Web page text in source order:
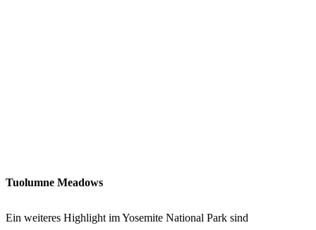
Tuolumne Meadows
Ein weiteres Highlight im Yosemite National Park sind